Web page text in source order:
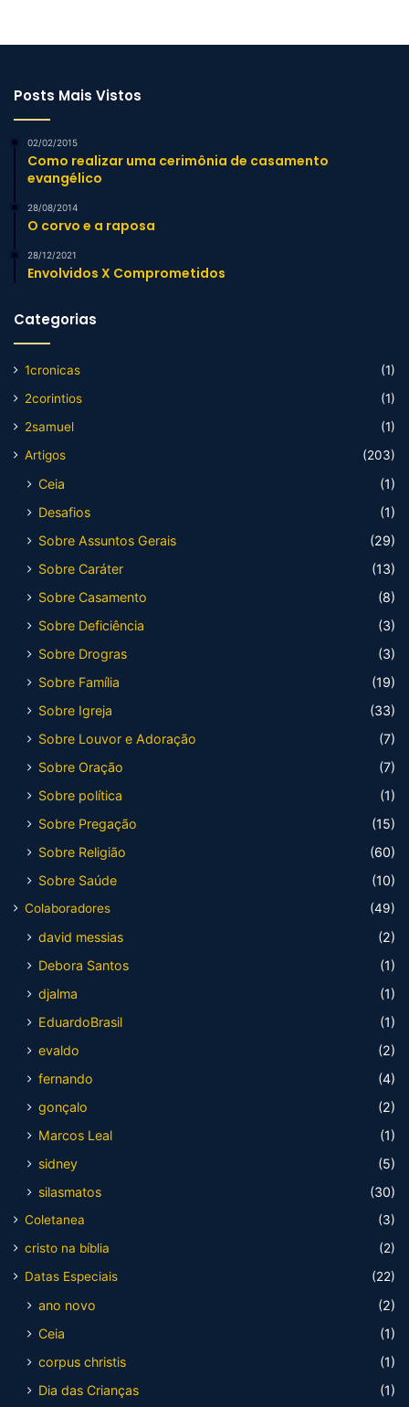
Posts Mais Vistos
02/02/2015
Como realizar uma cerimônia de casamento
evangélico
28/08/2014
O corvo e a raposa
28/12/2021
Envolvidos X Comprometidos
Categorias
1cronicas
(1)
2corintios
(1)
2samuel
(1)
Artigos
(203)
Ceia
(1)
Desafios
(1)
Sobre Assuntos Gerais
(29)
Sobre Caráter
(13)
Sobre Casamento
(8)
Sobre Deficiência
(3)
Sobre Drogras
(3)
Sobre Família
(19)
Sobre Igreja
(33)
Sobre Louvor e Adoração
(7)
Sobre Oração
(7)
Sobre política
(1)
Sobre Pregação
(15)
Sobre Religião
(60)
Sobre Saúde
(10)
Colaboradores (49)
david messias
(2)
Debora Santos
(1)
djalma
(1)
EduardoBrasil
(1)
evaldo
(2)
fernando
(4)
gonçalo
(2)
Marcos Leal
(1)
sidney
(5)
silasmatos
(30)
Coletanea
(3)
cristo na bíblia
(2)
Datas Especiais
(22)
ano novo
(2)
Ceia
(1)
corpus christis
(1)
Dia das Crianças
(1)